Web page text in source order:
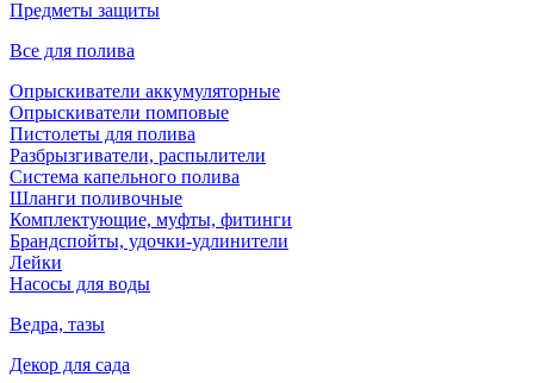
Предметы защиты
Все для полива
Опрыскиватели аккумуляторные
Опрыскиватели помповые
Пистолеты для полива
Разбрызгиватели, распылители
Система капельного полива
Шланги поливочные
Комплектующие, муфты, фитинги
Брандспойты, удочки-удлинители
Лейки
Насосы для воды
Ведра, тазы
Декор для сада